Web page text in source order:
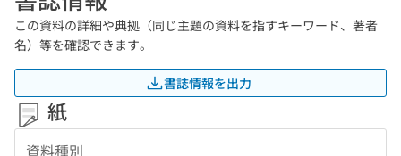
この資料の詳細や典拠（同じ主題の資料を指すキーワード、著者
名）等を確認できます。
書誌情報を出力
紙
資料種別